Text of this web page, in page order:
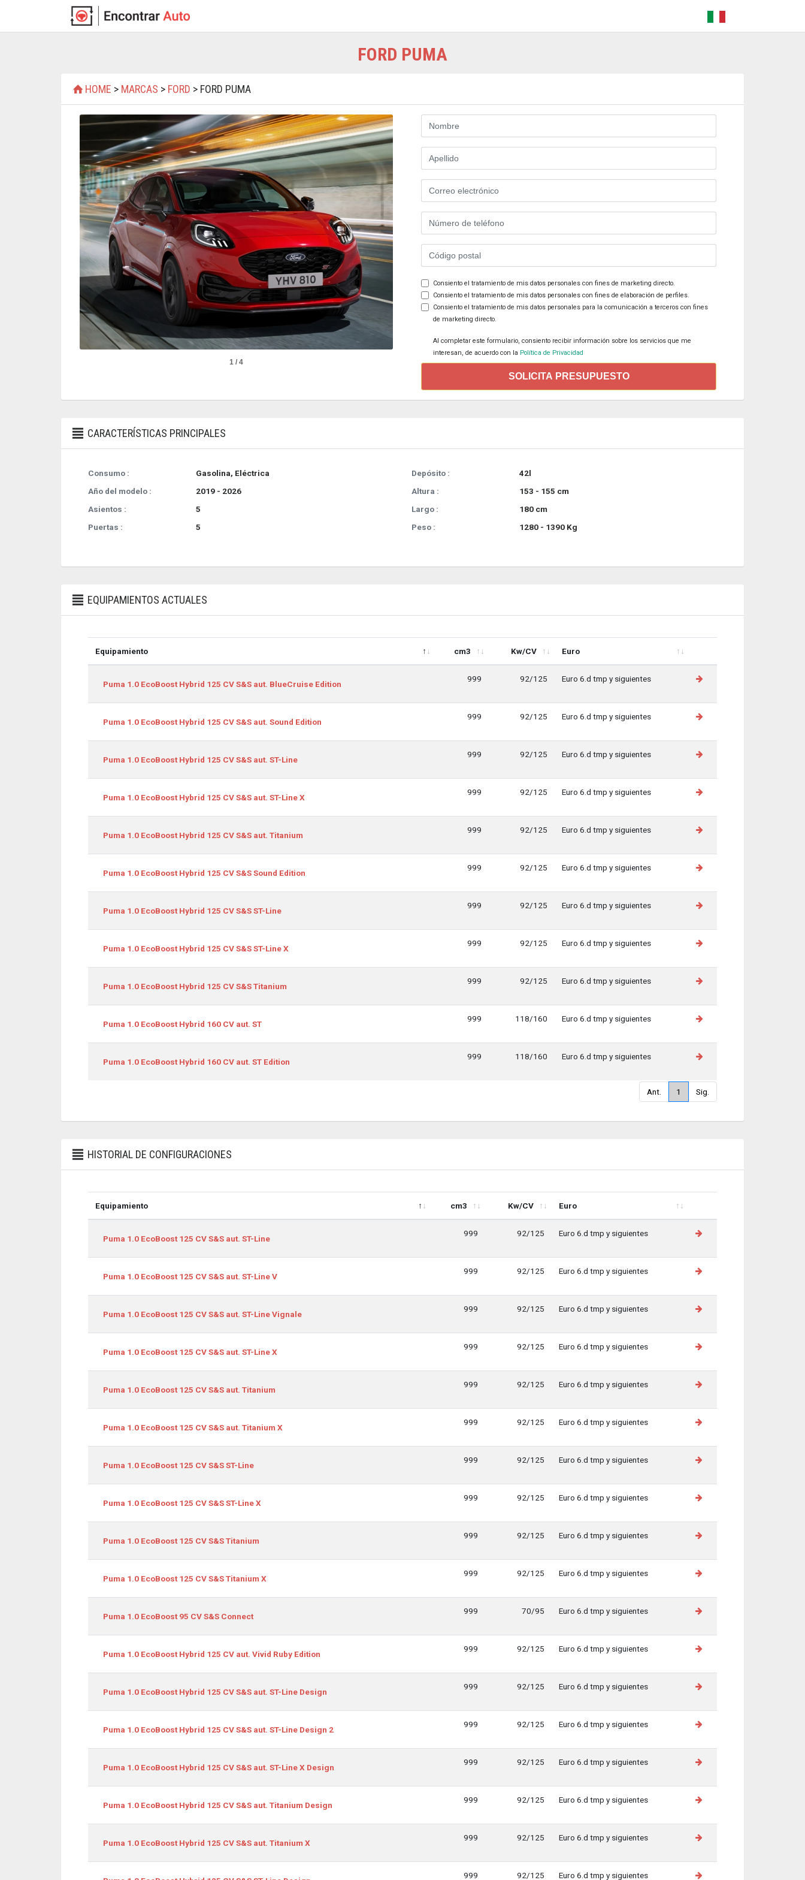
FORD PUMA
HOME > MARCAS > FORD > FORD PUMA
1 / 4
Consiento el tratamiento de mis datos personales con fines de marketing directo.
Consiento el tratamiento de mis datos personales con fines de elaboración de perfiles.
Consiento el tratamiento de mis datos personales para la comunicación a terceros con fines
de marketing directo.
Al completar este formulario, consiento recibir información sobre los servicios que me
interesan, de acuerdo con la Política de Privacidad
SOLICITA PRESUPUESTO
CARACTERÍSTICAS PRINCIPALES
Consumo :
Gasolina, Eléctrica
Año del modelo :
2019 - 2026
Asientos :
5
Puertas :
5
Depósito :
42l
Altura :
153 - 155 cm
Largo :
180 cm
Peso :
1280 - 1390 Kg
EQUIPAMIENTOS ACTUALES
Equipamiento cm3 Kw/CV Euro
Puma 1.0 EcoBoost Hybrid 125 CV S&S aut. BlueCruise Edition
999 92/125 Euro 6.d tmp y siguientes
Puma 1.0 EcoBoost Hybrid 125 CV S&S aut. Sound Edition
999 92/125 Euro 6.d tmp y siguientes
Puma 1.0 EcoBoost Hybrid 125 CV S&S aut. ST-Line
999 92/125 Euro 6.d tmp y siguientes
Puma 1.0 EcoBoost Hybrid 125 CV S&S aut. ST-Line X
999 92/125 Euro 6.d tmp y siguientes
Puma 1.0 EcoBoost Hybrid 125 CV S&S aut. Titanium
999 92/125 Euro 6.d tmp y siguientes
Puma 1.0 EcoBoost Hybrid 125 CV S&S Sound Edition
999 92/125 Euro 6.d tmp y siguientes
Puma 1.0 EcoBoost Hybrid 125 CV S&S ST-Line
999 92/125 Euro 6.d tmp y siguientes
Puma 1.0 EcoBoost Hybrid 125 CV S&S ST-Line X
999 92/125 Euro 6.d tmp y siguientes
Puma 1.0 EcoBoost Hybrid 125 CV S&S Titanium
999 92/125 Euro 6.d tmp y siguientes
Puma 1.0 EcoBoost Hybrid 160 CV aut. ST
999 118/160 Euro 6.d tmp y siguientes
Puma 1.0 EcoBoost Hybrid 160 CV aut. ST Edition
999 118/160 Euro 6.d tmp y siguientes
Ant. 1 Sig.
HISTORIAL DE CONFIGURACIONES
Equipamiento cm3 Kw/CV Euro
Puma 1.0 EcoBoost 125 CV S&S aut. ST-Line
999 92/125 Euro 6.d tmp y siguientes
Puma 1.0 EcoBoost 125 CV S&S aut. ST-Line V
999 92/125 Euro 6.d tmp y siguientes
Puma 1.0 EcoBoost 125 CV S&S aut. ST-Line Vignale
999 92/125 Euro 6.d tmp y siguientes
Puma 1.0 EcoBoost 125 CV S&S aut. ST-Line X
999 92/125 Euro 6.d tmp y siguientes
Puma 1.0 EcoBoost 125 CV S&S aut. Titanium
999 92/125 Euro 6.d tmp y siguientes
Puma 1.0 EcoBoost 125 CV S&S aut. Titanium X
999 92/125 Euro 6.d tmp y siguientes
Puma 1.0 EcoBoost 125 CV S&S ST-Line
999 92/125 Euro 6.d tmp y siguientes
Puma 1.0 EcoBoost 125 CV S&S ST-Line X
999 92/125 Euro 6.d tmp y siguientes
Puma 1.0 EcoBoost 125 CV S&S Titanium
999 92/125 Euro 6.d tmp y siguientes
Puma 1.0 EcoBoost 125 CV S&S Titanium X
999 92/125 Euro 6.d tmp y siguientes
Puma 1.0 EcoBoost 95 CV S&S Connect
999 70/95 Euro 6.d tmp y siguientes
Puma 1.0 EcoBoost Hybrid 125 CV aut. Vivid Ruby Edition
999 92/125 Euro 6.d tmp y siguientes
Puma 1.0 EcoBoost Hybrid 125 CV S&S aut. ST-Line Design
999 92/125 Euro 6.d tmp y siguientes
Puma 1.0 EcoBoost Hybrid 125 CV S&S aut. ST-Line Design 2
999 92/125 Euro 6.d tmp y siguientes
Puma 1.0 EcoBoost Hybrid 125 CV S&S aut. ST-Line X Design
999 92/125 Euro 6.d tmp y siguientes
Puma 1.0 EcoBoost Hybrid 125 CV S&S aut. Titanium Design
999 92/125 Euro 6.d tmp y siguientes
Puma 1.0 EcoBoost Hybrid 125 CV S&S aut. Titanium X
999 92/125 Euro 6.d tmp y siguientes
999 92/125 Euro 6.d tmp y siguientes